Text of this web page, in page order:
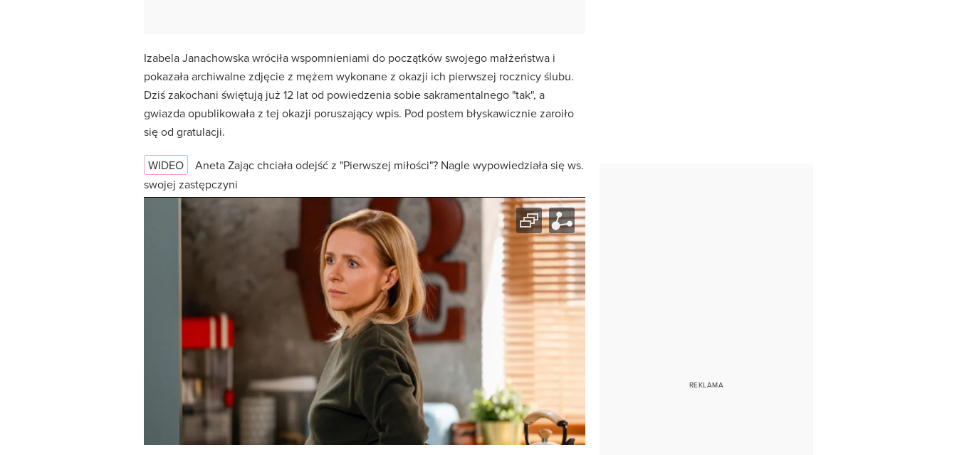
Izabela Janachowska wróciła wspomnieniami do początków swojego małżeństwa i
pokazała archiwalne zdjęcie z mężem wykonane z okazji ich pierwszej rocznicy ślubu.
Dziś zakochani świętują już 12 lat od powiedzenia sobie sakramentalnego "tak", a
gwiazda opublikowała z tej okazji poruszający wpis. Pod postem błyskawicznie zaroiło
się od gratulacji.
WIDEO
Aneta Zając chciała odejść z "Pierwszej miłości"? Nagle wypowiedziała się ws.
swojej zastępczyni